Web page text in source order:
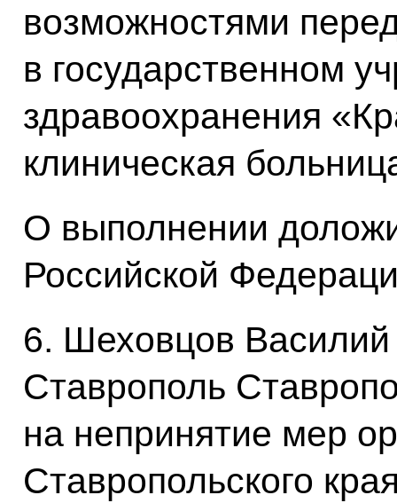
возможностями
в государственном
здравоохранения
клиническая
О выполнении
Российской
6. Шеховцов Василий
Ставрополь
на непринятие мер
Ставропольского